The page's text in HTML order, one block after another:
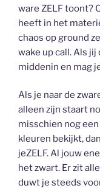
ware ZELF toont?
heeft in het
chaos op ground
wake up call. Als
middenin en mag
Als je naar de
alleen zijn staart
misschien nog
kleuren bekijkt,
jeZELF. Al jouw
het zwart. Er zit
duwt je steeds